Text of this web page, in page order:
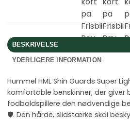
BESKRIVELSE
YDERLIGERE INFORMATION
Hummel HML Shin Guards Super
komfortable benskinner, der giver
fodboldspillere den nødvendige
🛡️. Den hårde, slidstærke skal